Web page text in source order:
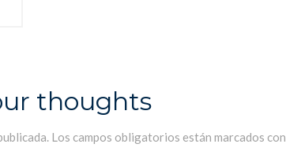
thoughts
Los campos obligatorios están marcados con